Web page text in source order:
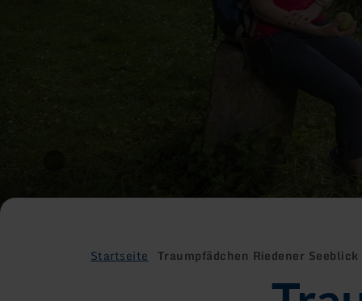
Startseite Traumpfädchen Riedener Seeblick